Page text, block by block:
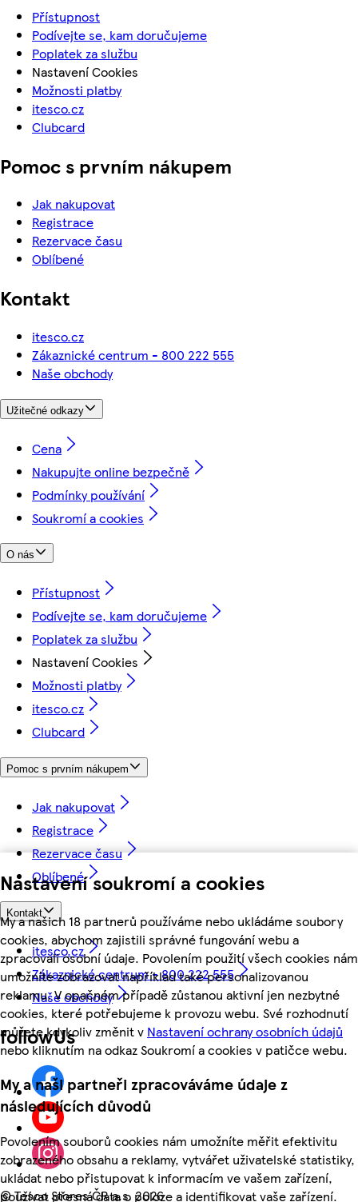
Nastavení soukromí a cookies
My a našich 18 partnerů používáme nebo ukládáme soubory
cookies, abychom zajistili správné fungování webu a
zpracovali osobní údaje. Povolením použití všech cookies nám
umožníte zobrazovat například také personalizovanou
reklamu. V opačném případě zůstanou aktivní jen nezbytné
cookies, které potřebujeme k provozu webu. Své rozhodnutí
můžete kdykoliv změnit v Nastavení ochrany osobních údajů
nebo kliknutím na odkaz Soukromí a cookies v patičce webu.
My a naši partneři zpracováváme údaje z
následujících důvodů
Povolením souborů cookies nám umožníte měřit efektivitu
zobrazeného obsahu a reklamy, vytvářet uživatelské statistiky,
ukládat nebo přistupovat k informacím ve vašem zařízení,
používat přesná data o poloze a identifikovat vaše zařízení.
Přístupnost
Podívejte se, kam doručujeme
Poplatek za službu
Nastavení Cookies
Možnosti platby
itesco.cz
Clubcard
Pomoc s prvním nákupem
Jak nakupovat
Registrace
Rezervace času
Oblíbené
Kontakt
itesco.cz
Zákaznické centrum - 800 222 555
Naše obchody
Užitečné odkazy
Cena
Nakupujte online bezpečně
Podmínky používání
Soukromí a cookies
O nás
Přístupnost
Podívejte se, kam doručujeme
Poplatek za službu
Nastavení Cookies
Možnosti platby
itesco.cz
Clubcard
Pomoc s prvním nákupem
Jak nakupovat
Registrace
Rezervace času
Oblíbené
Kontakt
itesco.cz
Zákaznické centrum - 800 222 555
Naše obchody
followUs
©Tesco Stores ČR a.s. 2026